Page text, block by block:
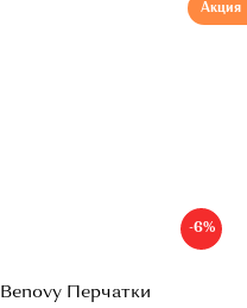
-6%
Акция
Benovy Перчатки